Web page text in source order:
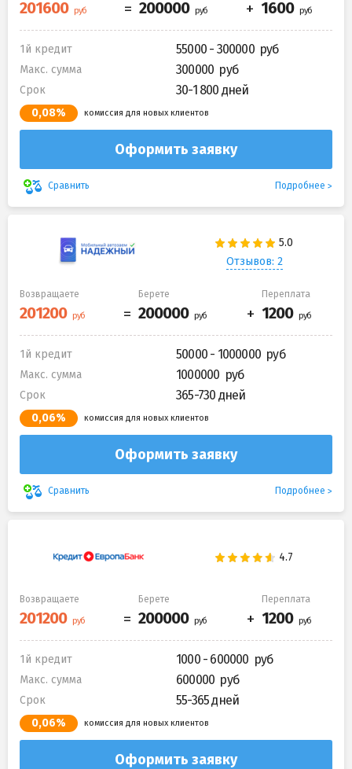
1й кредит 55000 - 300000
Макс. сумма 300000
Срок 30-1 800 дней
0,08% комиссия для новых клиентов
Оформить заявку
Сравнить Подробнее
Отзывов: 2
Возвращаете Берете Переплата
1й кредит 50000 - 1000000
Макс. сумма 1000000
Срок 365-730 дней
0,06% комиссия для новых клиентов
Оформить заявку
Сравнить Подробнее
Возвращаете Берете Переплата
1й кредит 1000 - 600000
Макс. сумма 600000
Срок 55-365 дней
0,06% комиссия для новых клиентов
Оформить заявку